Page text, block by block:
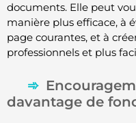
documents. Elle peut
manière plus efficace, à
page courantes, et à
professionnels et plus
davantage de